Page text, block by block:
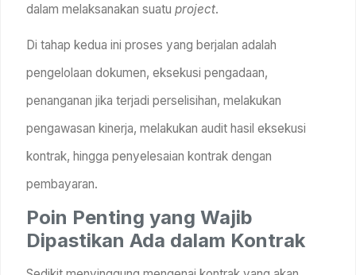
dalam melaksanakan suatu project.
Di tahap kedua ini proses yang berjalan adalah
pengelolaan dokumen, eksekusi pengadaan,
penanganan jika terjadi perselisihan, melakukan
pengawasan kinerja, melakukan audit hasil eksekusi
kontrak, hingga penyelesaian kontrak dengan
pembayaran.
Poin Penting yang Wajib
Dipastikan Ada dalam Kontrak